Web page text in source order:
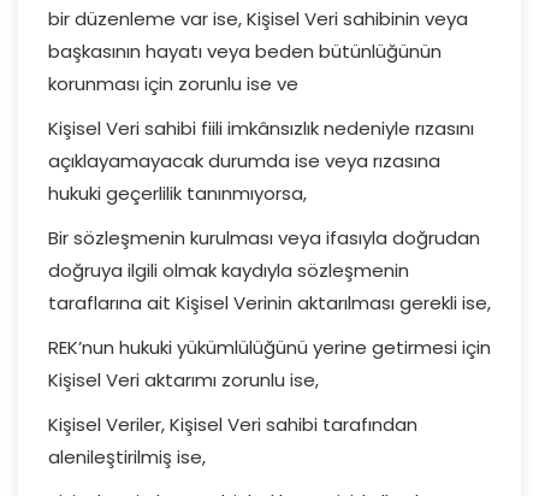
bir düzenleme var ise, Kişisel Veri sahibinin veya
başkasının hayatı veya beden bütünlüğünün
korunması için zorunlu ise ve
Kişisel Veri sahibi fiili imkânsızlık nedeniyle rızasını
açıklayamayacak durumda ise veya rızasına
hukuki geçerlilik tanınmıyorsa,
Bir sözleşmenin kurulması veya ifasıyla doğrudan
doğruya ilgili olmak kaydıyla sözleşmenin
taraflarına ait Kişisel Verinin aktarılması gerekli ise,
REK’nun hukuki yükümlülüğünü yerine getirmesi için
Kişisel Veri aktarımı zorunlu ise,
Kişisel Veriler, Kişisel Veri sahibi tarafından
alenileştirilmiş ise,